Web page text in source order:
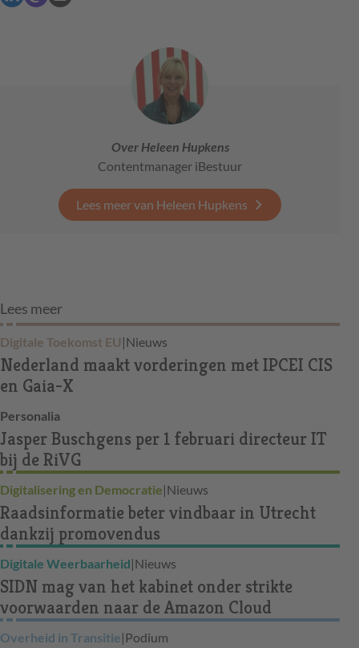
Over Heleen Hupkens
Contentmanager iBestuur
Lees meer van Heleen Hupkens
Lees meer
Digitale Toekomst EU |Nieuws
Nederland maakt vorderingen met IPCEI CIS
en Gaia-X
Personalia
Jasper Buschgens per 1 februari directeur IT
bij de RiVG
Digitalisering en Democratie|Nieuws
Raadsinformatie beter vindbaar in Utrecht
dankzij promovendus
Digitale Weerbaarheid|Nieuws
SIDN mag van het kabinet onder strikte
voorwaarden naar de Amazon Cloud
Overheid in Transitie|Podium